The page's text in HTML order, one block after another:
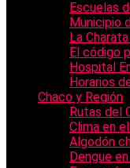
Escuelas
Municipio
La
El código
Hospital
Horarios
Chaco y Región
Rutas del
Clima en
Algodón
Dengue